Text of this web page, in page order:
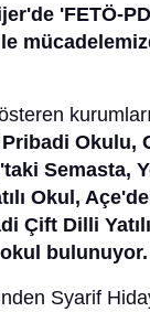
'FETÖ-
Okulu,
Semasta,
Okul,
Çift Dilli
bulunuyor.
Syarif